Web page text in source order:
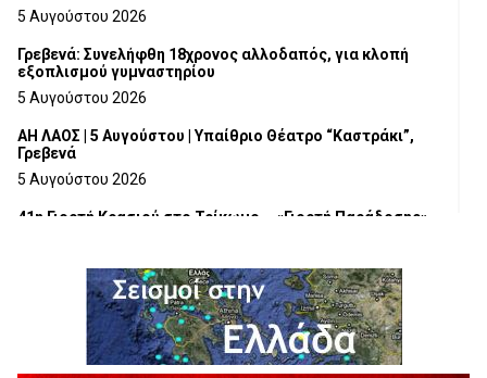
5 Αυγούστου 2026
Γρεβενά: Συνελήφθη 18χρονος αλλοδαπός, για κλοπή
εξοπλισμού γυμναστηρίου
5 Αυγούστου 2026
ΑΗ ΛΑΟΣ | 5 Αυγούστου | Υπαίθριο Θέατρο “Καστράκι”,
Γρεβενά
5 Αυγούστου 2026
41η Γιορτή Κρασιού στο Τρίκωμο – «Γιορτή Παράδοσης»
ΜΟΡΙΟΔΟΤΟΥΜΕΝΑ ΣΕΜΙΝΑΡΙΑ ΑΠΟ ΤΟ ΠΑΝΕΠΙΣΤΗΜΙΟ
5 Αυγούστου 2026
ΕΥΧΑΡΙΣΤΙΕΣ Φυσιολατρικού Συλλόγου Γρεβενών